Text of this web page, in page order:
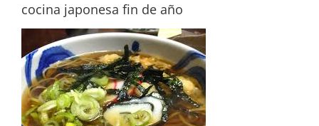
cocina japonesa fin de año